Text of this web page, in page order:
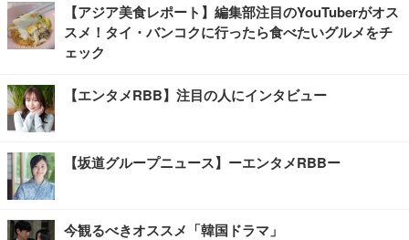
【アジア美食レポート】編集部注目のYouTuberがオス
スメ！タイ・バンコクに行ったら食べたいグルメをチ
ェック
【エンタメRBB】注目の人にインタビュー
【坂道グループニュース】ーエンタメRBBー
今観るべきオススメ「韓国ドラマ」